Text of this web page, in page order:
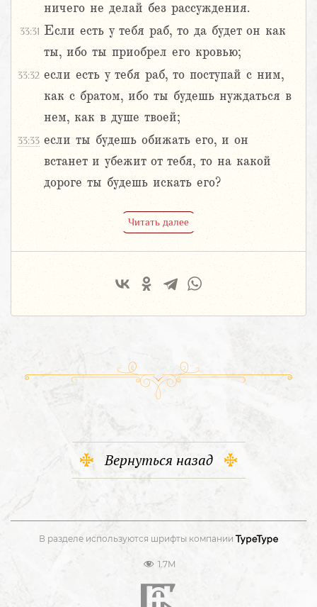
ничего не делай без рассуждения.
33:31 Если есть у тебя раб, то да будет он как
ты, ибо ты приобрел его кровью;
33:32 если есть у тебя раб, то поступай с ним,
как с братом, ибо ты будешь нуждаться в
нем, как в душе твоей;
33:33 если ты будешь обижать его, и он
встанет и убежит от тебя, то на какой
дороге ты будешь искать его?
Читать далее
Вернуться назад
В разделе используются шрифты компании
1.7M